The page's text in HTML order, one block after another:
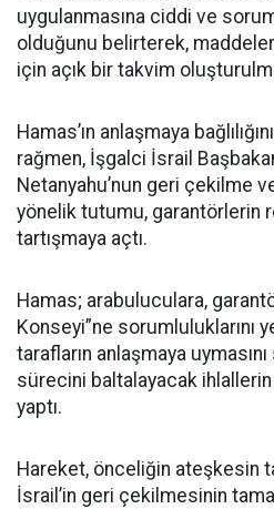
uygulanmasına ciddi ve
olduğunu belirterek,
için açık bir takvim
Hamas’ın anlaşmaya
rağmen, İşgalci İsrail
Netanyahu’nun geri çekilme
yönelik tutumu, garantörlerin
tartışmaya açtı.
Hamas; arabuluculara,
Konseyi”ne sorumluluklarını
tarafların anlaşmaya
sürecini baltalayacak
yaptı.
Hareket, önceliğin ateşkesin
İsrail’in geri çekilmesinin